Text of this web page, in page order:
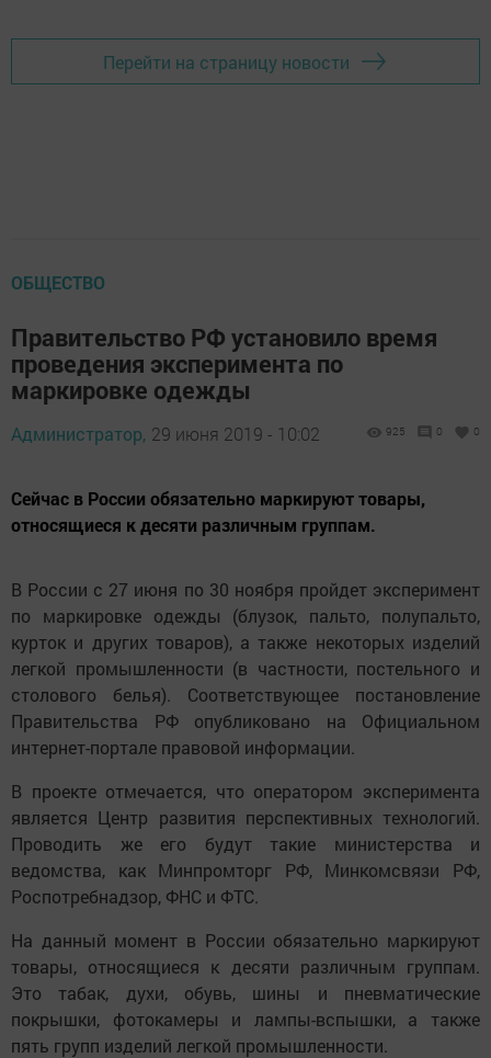
Перейти на страницу новости
ОБЩЕСТВО
Правительство РФ установило время
проведения эксперимента по
маркировке одежды
Администратор, 29 июня 2019 - 10:02 925 0 0
Сейчас в России обязательно маркируют товары,
относящиеся к десяти различным группам.
В России с 27 июня по 30 ноября пройдет эксперимент
по маркировке одежды (блузок, пальто, полупальто,
курток и других товаров), а также некоторых изделий
легкой промышленности (в частности, постельного и
столового белья). Соответствующее постановление
Правительства РФ опубликовано на Официальном
интернет-портале правовой информации.
В проекте отмечается, что оператором эксперимента
является Центр развития перспективных технологий.
Проводить же его будут такие министерства и
ведомства, как Минпромторг РФ, Минкомсвязи РФ,
Роспотребнадзор, ФНС и ФТС.
На данный момент в России обязательно маркируют
товары, относящиеся к десяти различным группам.
Это табак, духи, обувь, шины и пневматические
покрышки, фотокамеры и лампы-вспышки, а также
пять групп изделий легкой промышленности.